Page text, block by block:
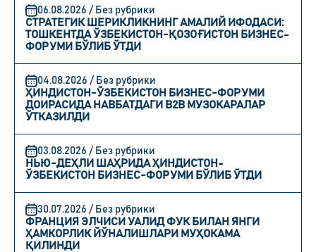
06.08.2026 / Без рубрики
СТРАТЕГИК ШЕРИКЛИКНИНГ АМАЛИЙ ИФОДАСИ:
ТОШКЕНТДА ЎЗБЕКИСТОН-ҚОЗОҒИСТОН БИЗНЕС-
ФОРУМИ БЎЛИБ ЎТДИ
04.08.2026 / Без рубрики
ҲИНДИСТОН-ЎЗБЕКИСТОН БИЗНЕС-ФОРУМИ
ДОИРАСИДА НАВБАТДАГИ B2B МУЗОКАРАЛАР
ЎТКАЗИЛДИ
03.08.2026 / Без рубрики
НЬЮ-ДЕҲЛИ ШАҲРИДА ҲИНДИСТОН-
ЎЗБЕКИСТОН БИЗНЕС-ФОРУМИ БЎЛИБ ЎТДИ
30.07.2026 / Без рубрики
ФРАНЦИЯ ЭЛЧИСИ УАЛИД ФУК БИЛАН ЯНГИ
ҲАМКОРЛИК ЙЎНАЛИШЛАРИ МУҲОКАМА
ҚИЛИНДИ